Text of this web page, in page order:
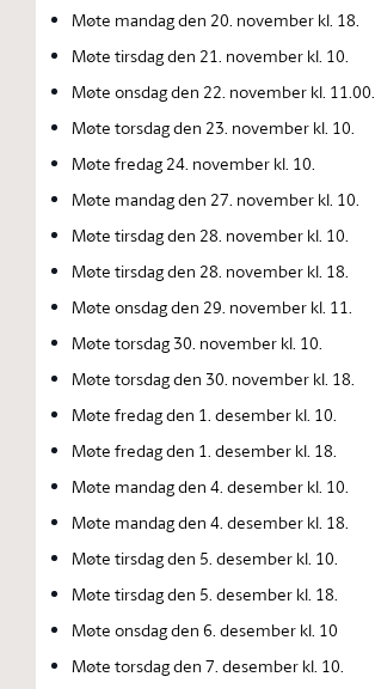
Møte mandag den 20. november kl. 18.
Møte tirsdag den 21. november kl. 10.
Møte onsdag den 22. november kl. 11.00.
Møte torsdag den 23. november kl. 10.
Møte fredag 24. november kl. 10.
Møte mandag den 27. november kl. 10.
Møte tirsdag den 28. november kl. 10.
Møte tirsdag den 28. november kl. 18.
Møte onsdag den 29. november kl. 11.
Møte torsdag 30. november kl. 10.
Møte torsdag den 30. november kl. 18.
Møte fredag den 1. desember kl. 10.
Møte fredag den 1. desember kl. 18.
Møte mandag den 4. desember kl. 10.
Møte mandag den 4. desember kl. 18.
Møte tirsdag den 5. desember kl. 10.
Møte tirsdag den 5. desember kl. 18.
Møte onsdag den 6. desember kl. 10
Møte torsdag den 7. desember kl. 10.